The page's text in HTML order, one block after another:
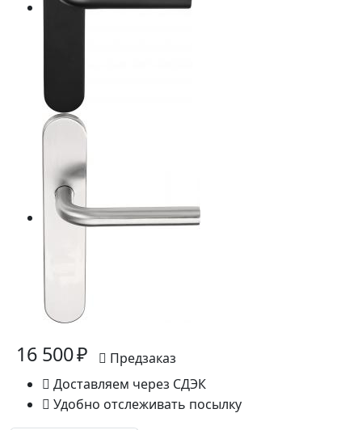
16 500 ₽
Предзаказ
Доставляем через СДЭК
Удобно отслеживать посылку